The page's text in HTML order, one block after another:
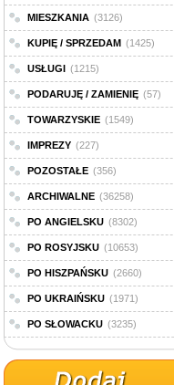
MIESZKANIA (3126)
KUPIĘ / SPRZEDAM (1425)
USŁUGI (1215)
PODARUJĘ / ZAMIENIĘ (57)
TOWARZYSKIE (1549)
IMPREZY (227)
POZOSTAŁE (356)
ARCHIWALNE (36258)
PO ANGIELSKU (8302)
PO ROSYJSKU (10653)
PO HISZPAŃSKU (2660)
PO UKRAIŃSKU (1971)
PO SŁOWACKU (3235)